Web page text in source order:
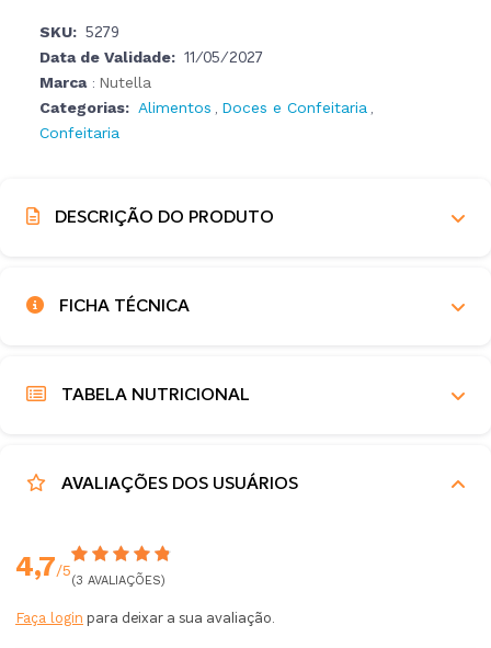
SKU: 5279
Data de Validade: 11/05/2027
Marca : Nutella
Categorias: Alimentos , Doces e Confeitaria ,
Confeitaria
DESCRIÇÃO DO PRODUTO
FICHA TÉCNICA
TABELA NUTRICIONAL
AVALIAÇÕES DOS USUÁRIOS
4,7/5
(3 AVALIAÇÕES)
Faça login para deixar a sua avaliação.